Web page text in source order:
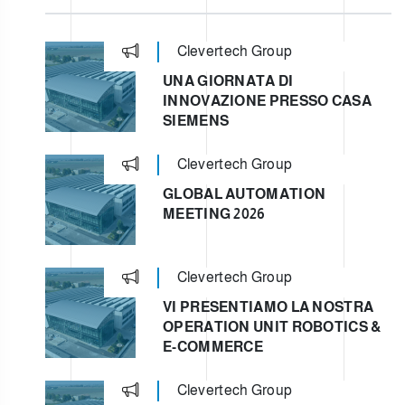
Clevertech Group
UNA GIORNATA DI
INNOVAZIONE PRESSO CASA
SIEMENS
Clevertech Group
GLOBAL AUTOMATION
MEETING 2026
Clevertech Group
VI PRESENTIAMO LA NOSTRA
OPERATION UNIT ROBOTICS &
E-COMMERCE
Clevertech Group